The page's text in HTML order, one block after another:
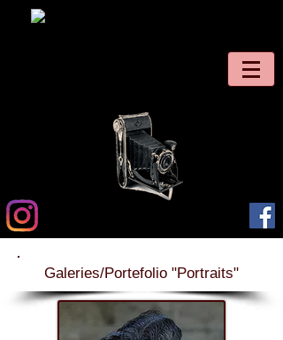
Galeries/Portefolio "Portraits"